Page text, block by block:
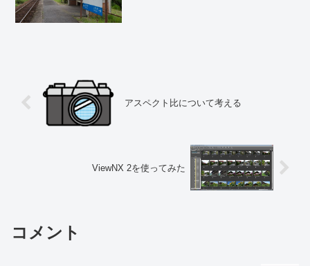
アスペクト比について考える
ViewNX 2を使ってみた
コメント